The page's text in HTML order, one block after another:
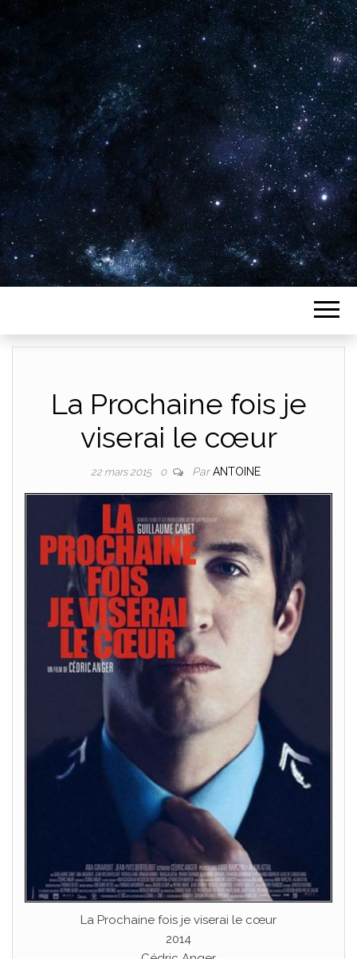
Plus de 2800 critiques de films
La Prochaine fois je
viserai le cœur
22 mars 2015 0 ParANTOINE
La Prochaine fois je viserai le cœur
2014